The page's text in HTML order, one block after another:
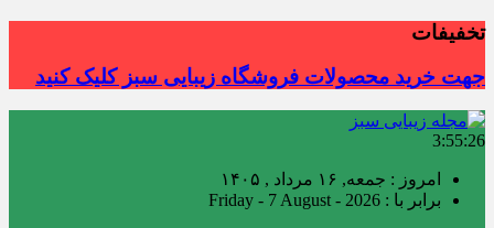
تخفیفات
جهت خرید محصولات فروشگاه زیبایی سبز کلیک کنید
3:55:27
امروز : جمعه, ۱۶ مرداد , ۱۴۰۵
برابر با : Friday - 7 August - 2026